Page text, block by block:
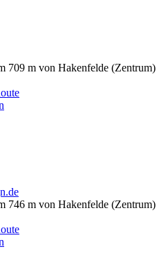
709 m von Hakenfelde (Zentrum)
746 m von Hakenfelde (Zentrum)